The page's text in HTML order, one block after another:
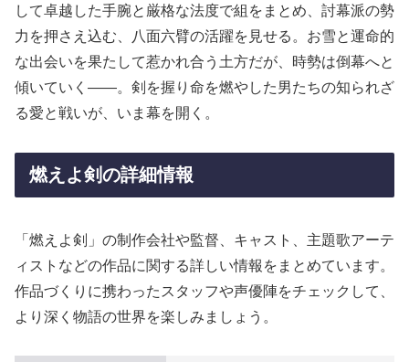
して卓越した手腕と厳格な法度で組をまとめ、討幕派の勢
力を押さえ込む、八面六臂の活躍を見せる。お雪と運命的
な出会いを果たして惹かれ合う土方だが、時勢は倒幕へと
傾いていく――。剣を握り命を燃やした男たちの知られざ
る愛と戦いが、いま幕を開く。
燃えよ剣の詳細情報
「燃えよ剣」の制作会社や監督、キャスト、主題歌アーテ
ィストなどの作品に関する詳しい情報をまとめています。
作品づくりに携わったスタッフや声優陣をチェックして、
より深く物語の世界を楽しみましょう。